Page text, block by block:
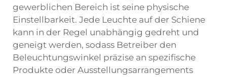
gewerblichen Bereich ist seine physische
Einstellbarkeit. Jede Leuchte auf der Schiene
kann in der Regel unabhängig gedreht und
geneigt werden, sodass Betreiber den
Beleuchtungswinkel präzise an spezifische
Produkte oder Ausstellungsarrangements